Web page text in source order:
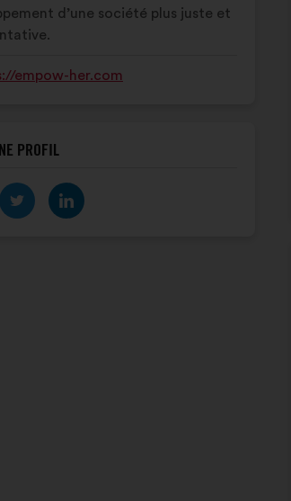
d’une société plus juste et
empow-her.com
PROFIL